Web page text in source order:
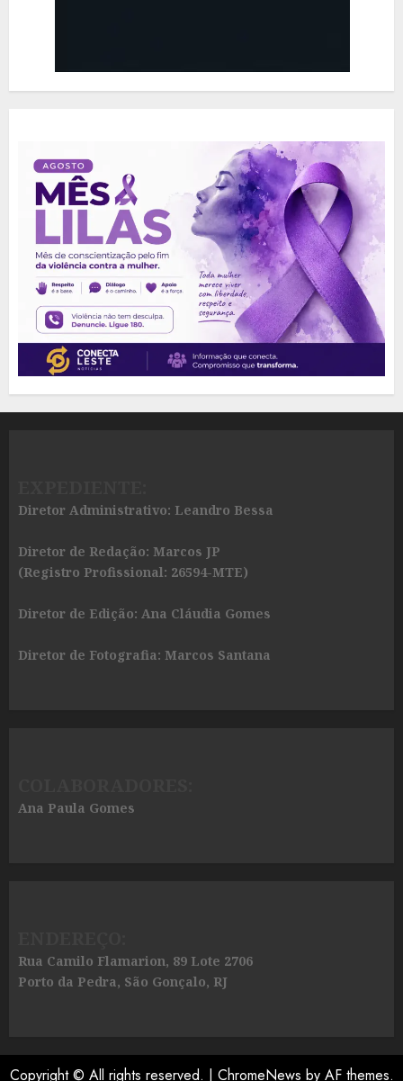
Diretor Administrativo: Leandro Bessa
Diretor de Redação: Marcos JP
(Registro Profissional: 26594-MTE)
Diretor de Edição: Ana Cláudia Gomes
Diretor de Fotografia: Marcos Santana
Ana Paula Gomes
Rua Camilo Flamarion, 89 Lote 2706
Porto da Pedra, São Gonçalo, RJ
Copyright © All rights reserved. | ChromeNews by AF themes.